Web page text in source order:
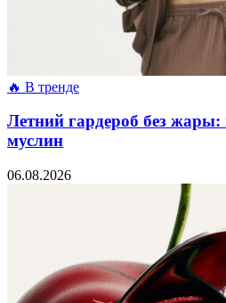
🔥 В тренде
Летний гардероб без
муслин
06.08.2026